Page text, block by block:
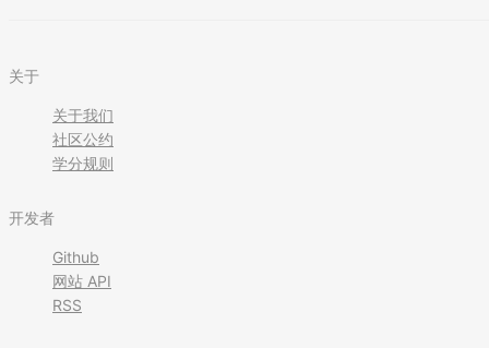
关于
关于我们
社区公约
学分规则
开发者
Github
网站 API
RSS